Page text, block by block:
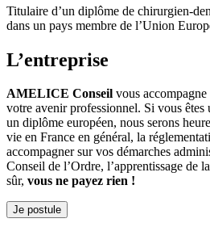
Titulaire d’un diplôme de chirurgien-
dans un pays membre de l’Union
L’entreprise
AMELICE Conseil vous
votre avenir professionnel. Si vous êtes
un diplôme européen, nous serons
vie en France en général, la
accompagner sur vos démarches
Conseil de l’Ordre, l’apprentissage de
sûr, vous ne payez rien !
Je postule